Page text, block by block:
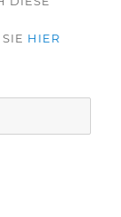
HIER